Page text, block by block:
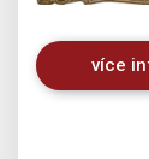
více